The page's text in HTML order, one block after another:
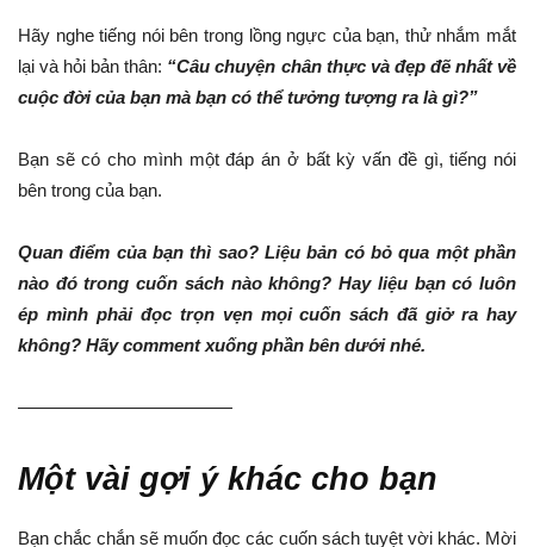
Hãy nghe tiếng nói bên trong lồng ngực của bạn, thử nhắm mắt
lại và hỏi bản thân: “Câu chuyện chân thực và đẹp đẽ nhất về
cuộc đời của bạn mà bạn có thể tưởng tượng ra là gì?”
Bạn sẽ có cho mình một đáp án ở bất kỳ vấn đề gì, tiếng nói
bên trong của bạn.
Quan điểm của bạn thì sao? Liệu bản có bỏ qua một phần
nào đó trong cuốn sách nào không? Hay liệu bạn có luôn
ép mình phải đọc trọn vẹn mọi cuốn sách đã giở ra hay
không? Hãy comment xuống phần bên dưới nhé.
————————————
Một vài gợi ý khác cho bạn
Bạn chắc chắn sẽ muốn đọc các cuốn sách tuyệt vời khác. Mời